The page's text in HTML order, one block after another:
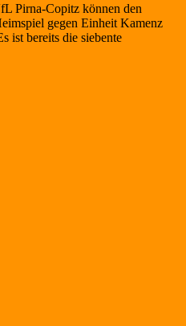
Pirna-Copitz können den
gegen Einheit Kamenz
ist bereits die siebente